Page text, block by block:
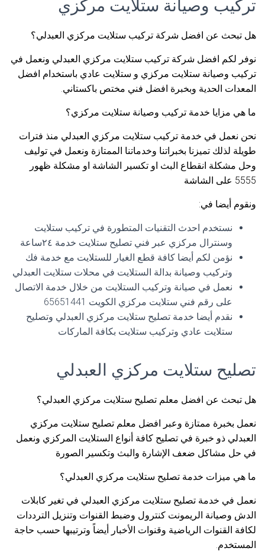
تركيب وصيانة ستلايت مركزي
هل تبحث عن افضل شركة تركيب ستلايت مركزي العبدلي؟
نوفر لكم افضل شركة تركيب ستلايت مركزي العبدلي ونعمل في
تركيب وصيانة ستلايت مركزي و ستلايت عادي باستخدام افضل
المعدات الحدية وبخبرة افضل فني مختص باكستاني.
ما هي مزايا خدمة تركيب وصيانة ستلايت مركزي؟
نحن نعمل في خدمة تركيب ستلايت مركزي العبدلي منذ فترات
طويلة لذلك تميزنا بخبراتنا وخدماتنا الممتازة ونعمل في توليف
وحل مشكلة انقطاع البث او تكسير الشاشة او مشكلة ظهور
5555 على الشاشة
ونقوم أيضا في:
نستخدم احدث التقنيات المتطورة في تركيب ستلايت
وسنترال مركزي عبر فني تصليح ستلايت خدمة ٢٤ساعة
نؤمن لكم أيضا كافة قطع الغيار للستلايت مع خدمة فك
وتركيب وصيانة بدالة الستلايت في محلات ستلايت العبدلي
نعمل في صيانة وتركيب الستلايت من خلال خدمة الاتصال
على رقم فني ستلايت مركزي الكويت 65651441
نقدم أيضا خدمة تصليح ستلايت مركزي العبدلي وتصليح
ستلايت عادي وتركيب ستلايت بكافة الماركات
تصليح ستلايت مركزي العبدلي
هل تبحث عن افضل معلم تصليح ستلايت مركزي العبدلي؟
نعمل بخبرة ممتازة وعبر افضل معلم تصليح ستلايت مركزي
العبدلي ذو خبرة في تصليح كافة أنواع الستلايت المركزي ونعمل
في حل مشاكل ضعف الإشارة والبث وتكسير الصورة
ما هي ميزات خدمة تصليح ستلايت مركزي العبدلي؟
نعمل في خدمة تصليح ستلايت مركزي العبدلي في تغير كابلات
الدش وصيانة الريمونت كنترول وضبط القنوات وتنزيل الترددات
لكافة القنوات الرياضية وقنوات الأخبار أيضاً وترتيبها حسب حاجة
المستخدم.